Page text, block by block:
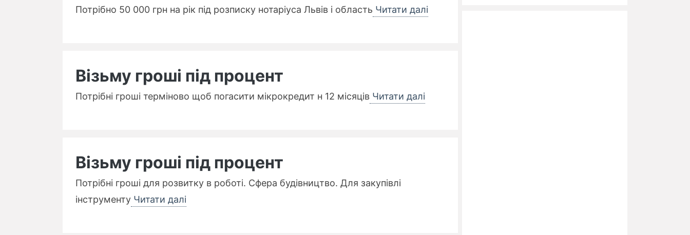
Потрібно 50 000 грн на рік під розписку нотаріуса Львів і область Читати далі
Візьму гроші під процент
Потрібні гроші терміново щоб погасити мікрокредит н 12 місяців Читати далі
Візьму гроші під процент
Потрібні гроші для розвитку в роботі. Сфера будівництво. Для закупівлі
інструменту Читати далі